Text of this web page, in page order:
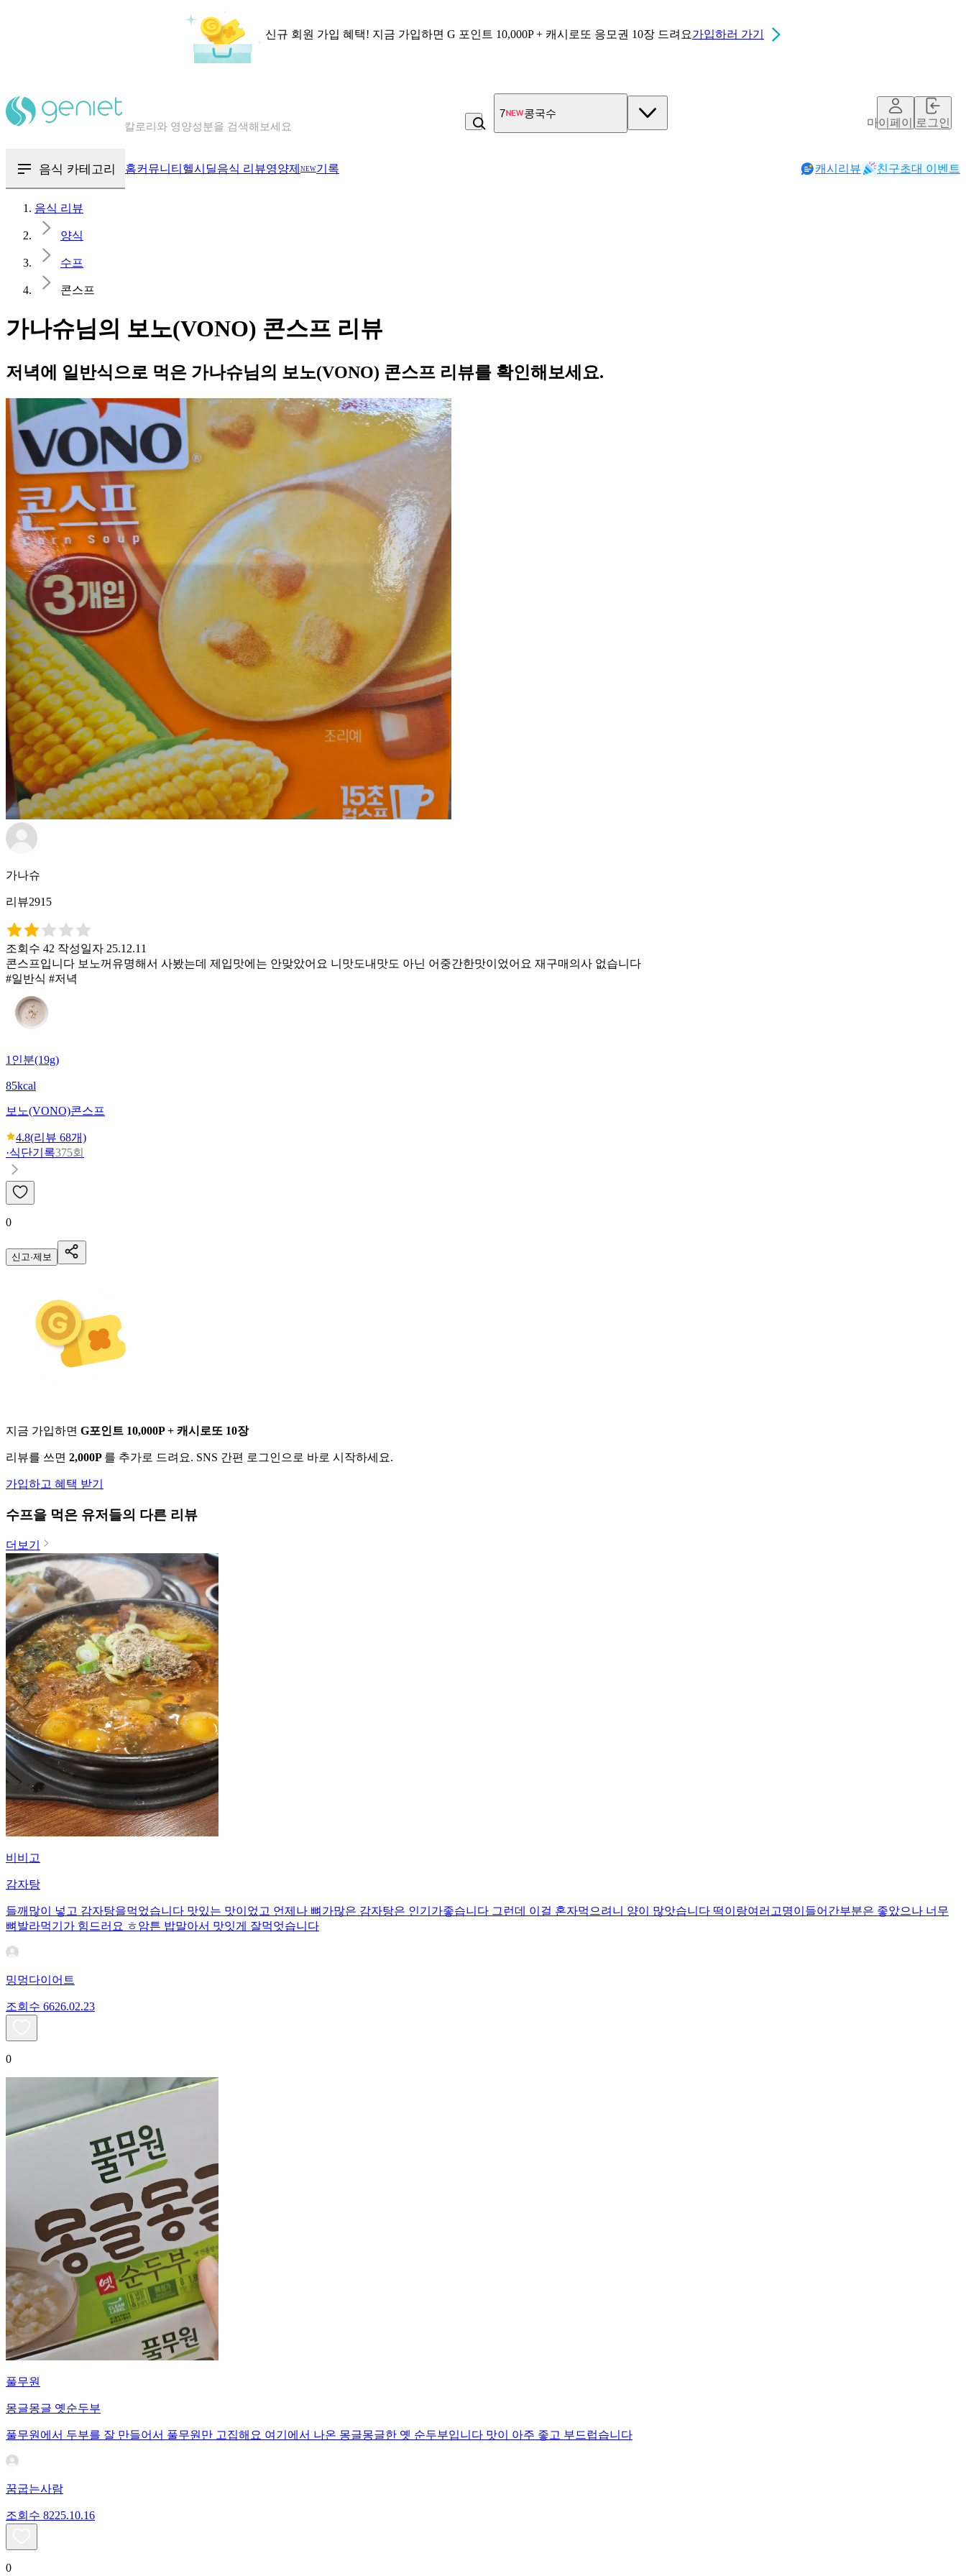
신규 회원 가입 혜택! 지금 가입하면 G 포인트 10,000P + 캐시로또 응모권 10장 드려요가입하러 가기
혈당 · 다이어트 음식 검색해보세요
7 콩국수
마이페이지로그인
음식 카테고리 홈커뮤니티 헬시딜음식 리뷰영양제 NEW기록 캐시리뷰 친구초대 이벤트
음식 리뷰
양식
수프
콘스프
가나슈님의 보노(VONO) 콘스프 리뷰
저녁에 일반식으로 먹은 가나슈님의 보노(VONO) 콘스프 리뷰를 확인해보세요.
가나슈
리뷰2915
조회수 42 작성일자 25.12.11
콘스프입니다 보노꺼유명해서 사봤는데 제입맛에는 안맞았어요 니맛도내맛도 아닌 어중간한맛이었어요 재구매의사 없습니다
#일반식 #저녁
1인분(19g)
85kcal
보노(VONO)콘스프
4.8(리뷰 68개)
·식단기록375회
0
신고·제보
지금 가입하면 G포인트 10,000P + 캐시로또 10장
리뷰를 쓰면 2,000P 를 추가로 드려요. SNS 간편 로그인으로 바로 시작하세요.
가입하고 혜택 받기
수프을 먹은 유저들의 다른 리뷰
더보기
비비고
감자탕
들깨많이 넣고 감자탕을먹었습니다 맛있는 맛이었고 언제나 뼈가많은 감자탕은 인기가좋습니다 그런데 이걸 혼자먹으려니 양이 많앗습니다 떡이랑여러고명이들어간부분은 좋았으나 너무
뼈발라먹기가 힘드러요 ㅎ암튼 밥말아서 맛잇게 잘먹엇습니다
밍멍다이어트
조회수 6626.02.23
0
풀무원
몽글몽글 옛순두부
풀무원에서 두부를 잘 만들어서 풀무원만 고집해요 여기에서 나온 몽글몽글한 옛 순두부입니다 맛이 아주 좋고 부드럽습니다
꿈굽는사람
조회수 8225.10.16
0